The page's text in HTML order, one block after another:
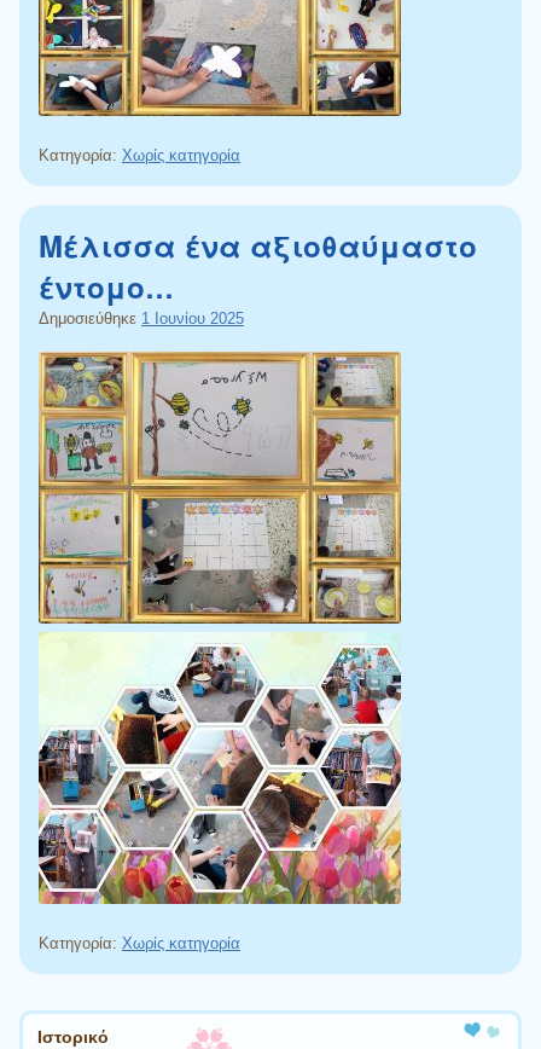
Κατηγορία: Χωρίς κατηγορία
Μέλισσα ένα αξιοθαύμαστο
έντομο…
Δημοσιεύθηκε 1 Ιουνίου 2025
Κατηγορία: Χωρίς κατηγορία
Πλοήγηση άρθρων
Ιστορικό